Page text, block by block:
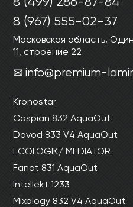
Ваши данные не будут
лицам
Ваши данные не будут
лицам
8 (967) 555-02-37
Московская область,
11, строение 22
info@premium-
Kronostar
Caspian 832 AquaOut
Dovod 833 V4 AquaOut
ECOLOGIK/ MEDIATOR
Fanat 831 AquaOut
Intellekt 1233
Mixology 832 V4 AquaOut